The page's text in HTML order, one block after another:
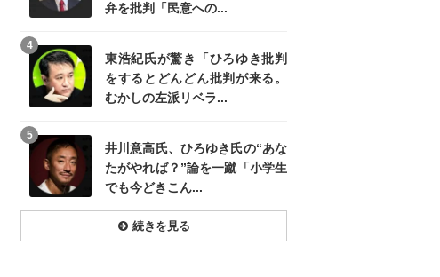
弁を批判「民意への...
東浩紀氏が驚き「ひろゆき批判
をするとどんどん批判が来る。
むかしの左派リベラ...
4
井川意高氏、ひろゆき氏の“あな
たがやれば？”論を一蹴「小学生
でも今どきこん...
5
続きを見る